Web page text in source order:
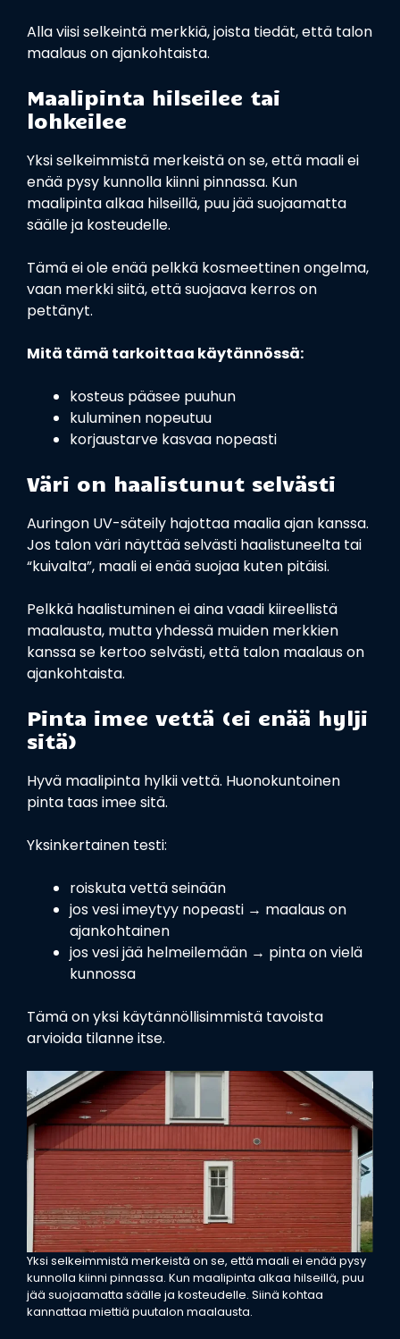
Alla viisi selkeintä merkkiä, joista tiedät, että talon
maalaus on ajankohtaista.
Maalipinta hilseilee tai
lohkeilee
Yksi selkeimmistä merkeistä on se, että maali ei
enää pysy kunnolla kiinni pinnassa. Kun
maalipinta alkaa hilseillä, puu jää suojaamatta
säälle ja kosteudelle.
Tämä ei ole enää pelkkä kosmeettinen ongelma,
vaan merkki siitä, että suojaava kerros on
pettänyt.
Mitä tämä tarkoittaa käytännössä:
kosteus pääsee puuhun
kuluminen nopeutuu
korjaustarve kasvaa nopeasti
Väri on haalistunut selvästi
Auringon UV-säteily hajottaa maalia ajan kanssa.
Jos talon väri näyttää selvästi haalistuneelta tai
“kuivalta”, maali ei enää suojaa kuten pitäisi.
Pelkkä haalistuminen ei aina vaadi kiireellistä
maalausta, mutta yhdessä muiden merkkien
kanssa se kertoo selvästi, että talon maalaus on
ajankohtaista.
Pinta imee vettä (ei enää hylji
sitä)
Hyvä maalipinta hylkii vettä. Huonokuntoinen
pinta taas imee sitä.
Yksinkertainen testi:
roiskuta vettä seinään
jos vesi imeytyy nopeasti → maalaus on
ajankohtainen
jos vesi jää helmeilemään → pinta on vielä
kunnossa
Tämä on yksi käytännöllisimmistä tavoista
arvioida tilanne itse.
Yksi selkeimmistä merkeistä on se, että maali ei enää pysy
kunnolla kiinni pinnassa. Kun maalipinta alkaa hilseillä, puu
jää suojaamatta säälle ja kosteudelle. Siinä kohtaa
kannattaa miettiä puutalon maalausta.